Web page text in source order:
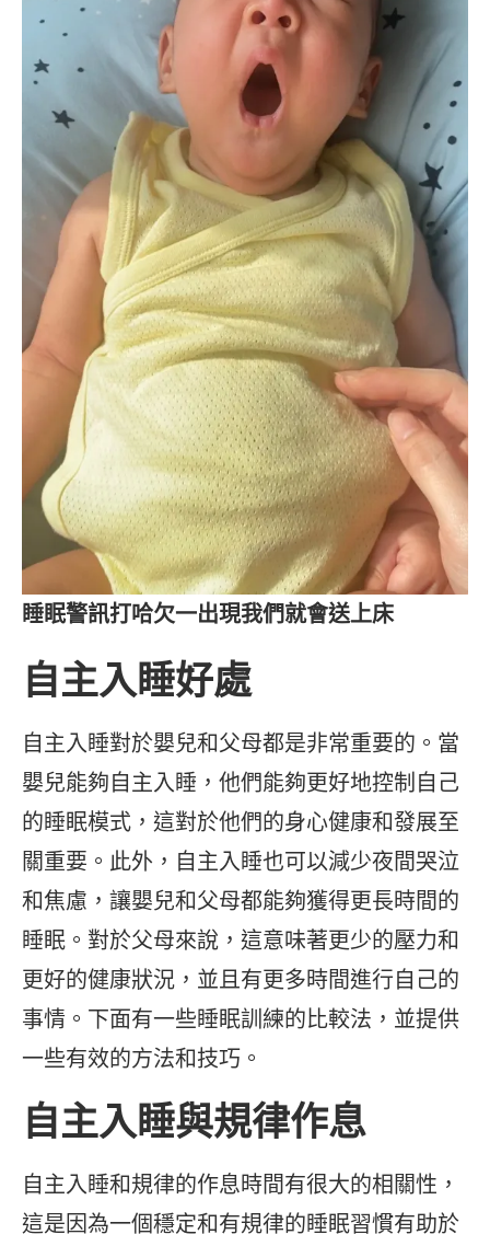
睡眠警訊打哈欠一出現我們就會送上床
自主入睡好處
自主入睡對於嬰兒和父母都是非常重要的。當
嬰兒能夠自主入睡，他們能夠更好地控制自己
的睡眠模式，這對於他們的身心健康和發展至
關重要。此外，自主入睡也可以減少夜間哭泣
和焦慮，讓嬰兒和父母都能夠獲得更長時間的
睡眠。對於父母來說，這意味著更少的壓力和
更好的健康狀況，並且有更多時間進行自己的
事情。下面有一些睡眠訓練的比較法，並提供
一些有效的方法和技巧。
自主入睡與規律作息
自主入睡和規律的作息時間有很大的相關性，
這是因為一個穩定和有規律的睡眠習慣有助於